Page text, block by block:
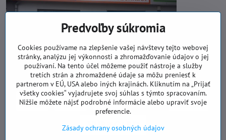
Predvoľby súkromia
Cookies používame na zlepšenie vašej návštevy tejto webovej
stránky, analýzu jej výkonnosti a zhromažďovanie údajov o jej
používaní. Na tento účel môžeme použiť nástroje a služby
tretích strán a zhromaždené údaje sa môžu preniesť k
partnerom v EÚ, USA alebo iných krajinách. Kliknutím na „Prijať
všetky cookies“ vyjadrujete svoj súhlas s týmto spracovaním.
Nižšie môžete nájsť podrobné informácie alebo upraviť svoje
preferencie.
Zásady ochrany osobných údajov